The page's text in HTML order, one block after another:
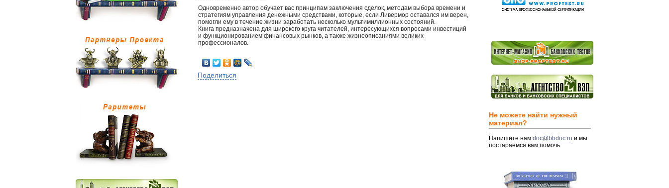
Одновременно автор обучает вас принципам заключения сделок, методам выбора времени и
стратегиям управления денежными средствами, которые, если Ливермор оставался им верен,
помогли ему в течение жизни заработать несколько мультимиллионных состояний.
Книга предназначена для широкого круга читателей, интересующихся вопросами инвестиций
и функционированием финансовых рынков, а также жизнеописаниями великих
профессионалов.
Поделиться
Не можете найти нужный
материал?
Напишите нам doc@bbdoc.ru и мы
постараемся вам помочь.